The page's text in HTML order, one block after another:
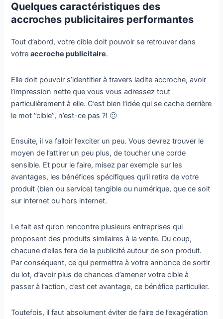
Quelques caractéristiques des
accroches publicitaires performantes
Tout d’abord, votre cible doit pouvoir se retrouver dans
votreaccroche publicitaire.
Elle doit pouvoir s’identifier à travers ladite accroche, avoir
l’impression nette que vous vous adressez tout
particulièrement à elle. C’est bien l’idée qui se cache derrière
le mot ‘’cible’’, n’est-ce pas ?! 🙂
Ensuite, il va falloir l’exciter un peu. Vous devrez trouver le
moyen de l’attirer un peu plus, de toucher une corde
sensible. Et pour le faire, misez par exemple sur les
avantages, les bénéfices spécifiques qu’il retira de votre
produit (bien ou service) tangible ou numérique, que ce soit
sur internet ou hors internet.
Le fait est qu’on rencontre plusieurs entreprises qui
proposent des produits similaires à la vente. Du coup,
chacune d’elles fera de la publicité autour de son produit.
Par conséquent, ce qui permettra à votre annonce de sortir
du lot, d’avoir plus de chances d’amener votre cible à
passer à l’action, c’est cet avantage, ce bénéfice particulier.
Toutefois, il faut absolument éviter de faire de l’exagération